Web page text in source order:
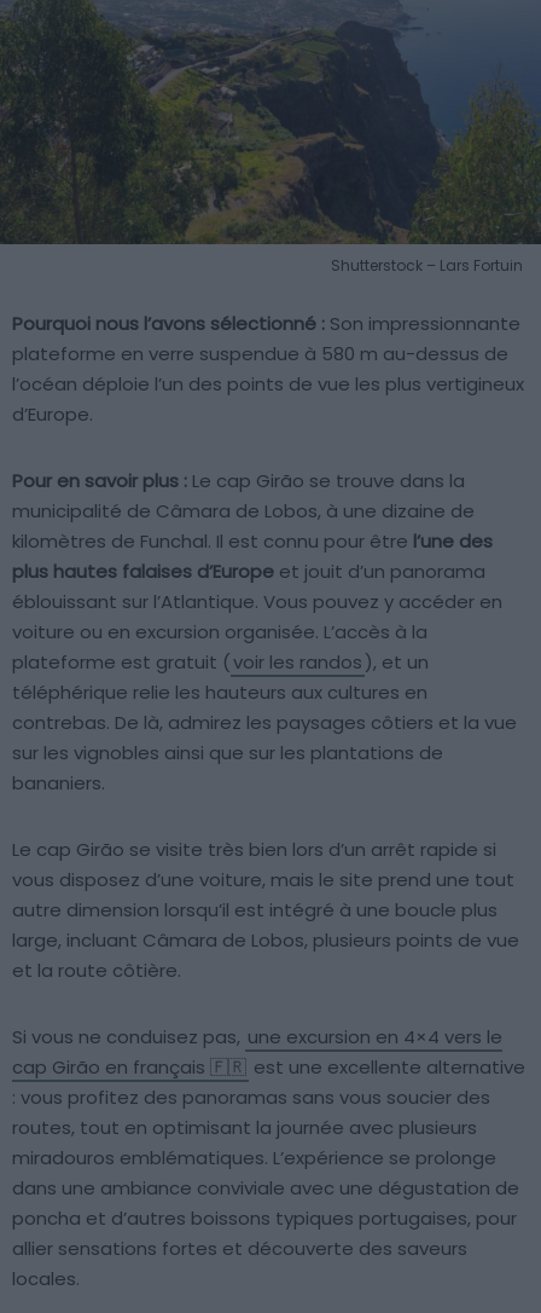
Shutterstock – Lars Fortuin
Pourquoi nous l’avons sélectionné : Son impressionnante
plateforme en verre suspendue à 580 m au-dessus de
l’océan déploie l’un des points de vue les plus vertigineux
d’Europe.
Pour en savoir plus : Le cap Girão se trouve dans la
municipalité de Câmara de Lobos, à une dizaine de
kilomètres de Funchal. Il est connu pour être l’une des
plus hautes falaises d’Europe et jouit d’un panorama
éblouissant sur l’Atlantique. Vous pouvez y accéder en
voiture ou en excursion organisée. L’accès à la
plateforme est gratuit (voir les randos), et un
téléphérique relie les hauteurs aux cultures en
contrebas. De là, admirez les paysages côtiers et la vue
sur les vignobles ainsi que sur les plantations de
bananiers.
Le cap Girão se visite très bien lors d’un arrêt rapide si
vous disposez d’une voiture, mais le site prend une tout
autre dimension lorsqu’il est intégré à une boucle plus
large, incluant Câmara de Lobos, plusieurs points de vue
et la route côtière.
Si vous ne conduisez pas, une excursion en 4×4 vers le
cap Girão en français 🇫🇷 est une excellente alternative
: vous profitez des panoramas sans vous soucier des
routes, tout en optimisant la journée avec plusieurs
miradouros emblématiques. L’expérience se prolonge
dans une ambiance conviviale avec une dégustation de
poncha et d’autres boissons typiques portugaises, pour
allier sensations fortes et découverte des saveurs
locales.